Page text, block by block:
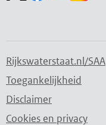
Rijkswaterstaat.nl/SAA
Toegankelijkheid
Disclaimer
Cookies en privacy